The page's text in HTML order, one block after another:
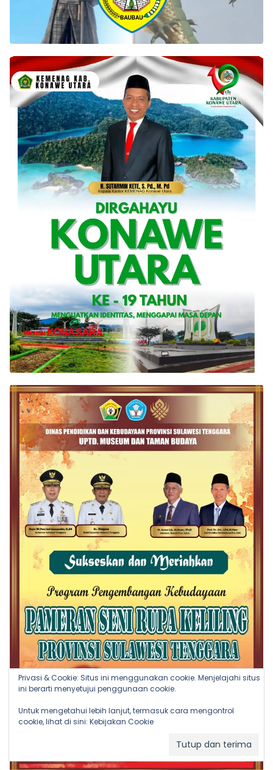
Privasi & Cookie: Situs ini menggunakan cookie. Menjelajahi situs
ini berarti menyetujui penggunaan cookie.
Untuk mengetahui lebih lanjut, termasuk cara mengontrol
cookie, lihat di sini: Kebijakan Cookie